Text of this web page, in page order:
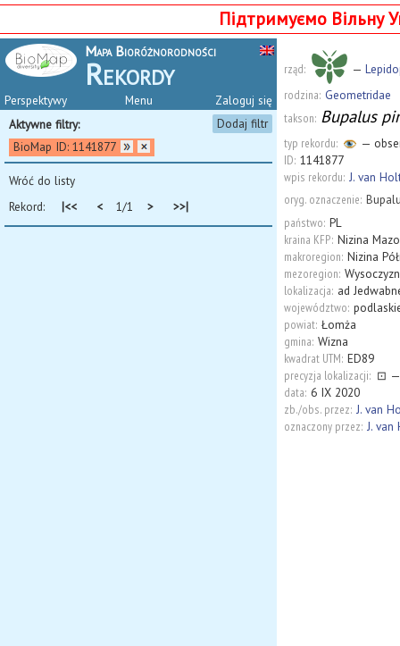
Підтримуємо Вільну
Mapa Bioróżnorodności
Rekordy
Perspektywy Zaloguj się
Menu
Aktywne filtry:
Dodaj filtr
BioMap ID: 1141877
Wróć do listy
Rekord:
|<< < 1/1 > >>|
rząd: —
rodzina: Geometridae
takson: Bupalus
typ rekordu:
—
ID: 1141877
wpis rekordu: J. van
oryg. oznaczenie:
państwo: PL
kraina KFP: Nizina
makroregion: Nizina
mezoregion:
lokalizacja: ad
województwo:
powiat: Łomża
gmina: Wizna
kwadrat UTM: ED89
precyzja lokalizacji: ⊡
data: 6 IX 2020
zb./obs. przez: J. van
oznaczony przez: J. van